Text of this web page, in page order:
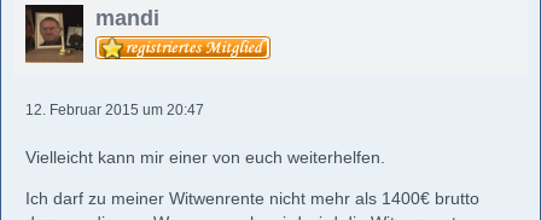
mandi
12. Februar 2015 um 20:47
Vielleicht kann mir einer von euch weiterhelfen.
Ich darf zu meiner Witwenrente nicht mehr als 1400€ brutto